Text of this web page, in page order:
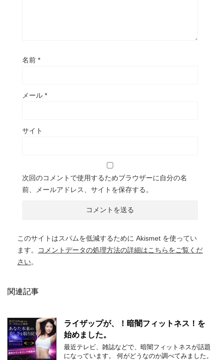
名前 *
メール *
サイト
次回のコメントで使用するためブラウザーに自分の名
前、メールアドレス、サイトを保存する。
このサイトはスパムを低減するために Akismet を使ってい
ます。
コメントデータの処理方法の詳細はこちらをご覧くだ
さい。
関連記事
ライザップが、！暗闇フィットネス！を
始めました。
最近テレビ、雑誌などで、暗闇フィットネスが話題
になっています。 何がどうなのか調べてみました。